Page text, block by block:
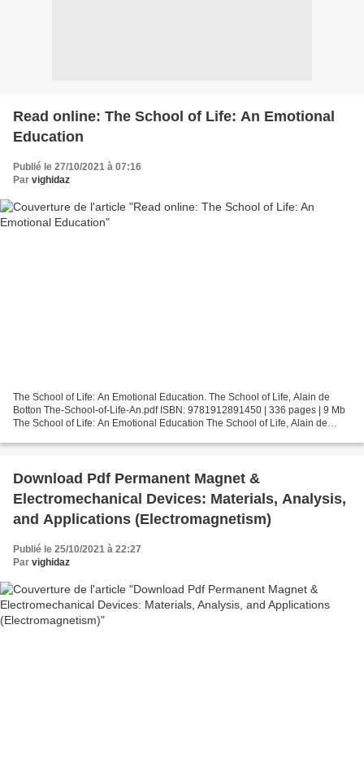
Read online: The School of Life: An Emotional
Education
Publié le 27/10/2021 à 07:16
Par vighidaz
The School of Life: An Emotional Education. The School of Life, Alain de
Botton The-School-of-Life-An.pdf ISBN: 9781912891450 | 336 pages | 9 Mb
The School of Life: An Emotional Education The School of Life, Alain de
Download Pdf Permanent Magnet &
Electromechanical Devices: Materials, Analysis,
and Applications (Electromagnetism)
Publié le 25/10/2021 à 22:27
Par vighidaz